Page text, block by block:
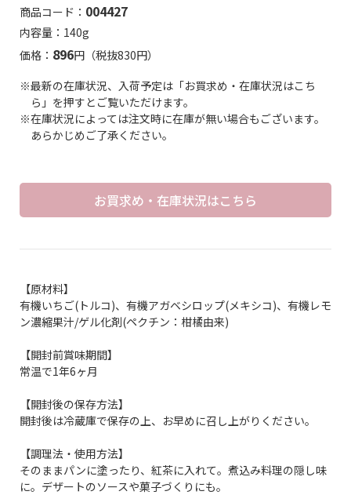
商品コード： 004427
内容量：140g
価格： 896円（税抜830円）
※最新の在庫状況、入荷予定は「お買求め・在庫状況はこち
ら」を押すとご覧いただけます。
※在庫状況によっては注文時に在庫が無い場合もございます。
あらかじめご了承ください。
お買求め・在庫状況はこちら
【原材料】
有機いちご(トルコ)、有機アガベシロップ(メキシコ)、有機レモ
ン濃縮果汁/ゲル化剤(ペクチン：柑橘由来)
【開封前賞味期間】
常温で1年6ヶ月
【開封後の保存方法】
開封後は冷蔵庫で保存の上、お早めに召し上がりください。
【調理法・使用方法】
そのままパンに塗ったり、紅茶に入れて。煮込み料理の隠し味
に。デザートのソースや菓子づくりにも。